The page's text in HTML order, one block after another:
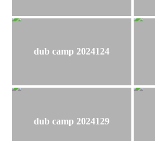
dub camp 2024124
dub camp 2024129